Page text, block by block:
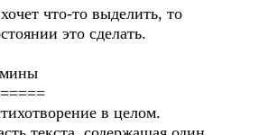
что-то выделить, то
это сделать.
в целом.